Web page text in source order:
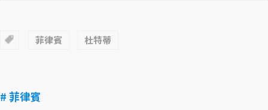
菲律賓 杜特蒂
# 菲律賓